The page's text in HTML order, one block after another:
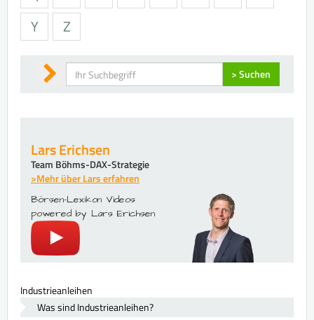
Y
Z
Suchen > Suchen
Lars Erichsen
Team Böhms-DAX-Strategie
>Mehr über Lars erfahren
Börsen-Lexikon Videos
powered by Lars Erichsen
Industrieanleihen
Was sind Industrieanleihen?